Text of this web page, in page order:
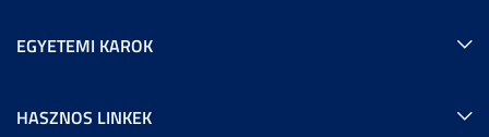
EGYETEMI KAROK
HASZNOS LINKEK